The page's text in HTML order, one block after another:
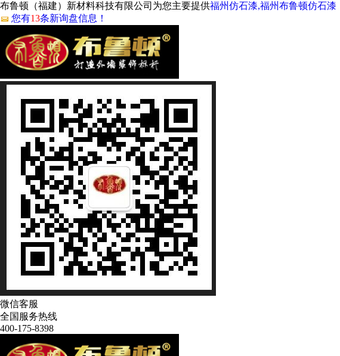
布鲁顿（福建）新材料科技有限公司为您主要提供福州仿石漆,福州布鲁顿仿石漆
您有13条新询盘信息！
微信客服
全国服务热线
400-175-8398